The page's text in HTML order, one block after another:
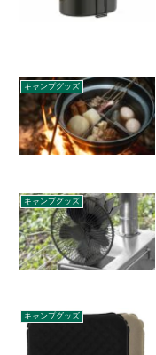
キャンプグッズ
キャンプグッズ
キャンプグッズ